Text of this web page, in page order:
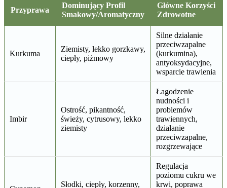
Przyprawa
Dominujący Profil
Smakowy/Aromatyczny
Główne Korzyści
Zdrowotne
Kurkuma
Ziemisty, lekko gorzkawy,
ciepły, piżmowy
Silne działanie
przeciwzapalne
(kurkumina),
antyoksydacyjne,
wsparcie trawienia
Imbir
Ostrość, pikantność,
świeży, cytrusowy, lekko
ziemisty
Łagodzenie
nudności i
problemów
trawiennych,
działanie
przeciwzapalne,
rozgrzewające
Słodki, ciepły, korzenny,
Regulacja
poziomu cukru we
krwi, poprawa